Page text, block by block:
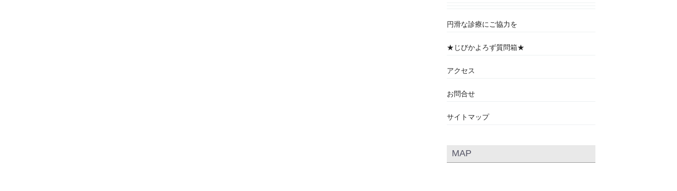
円滑な診療にご協力を
★じびかよろず質問箱★
アクセス
お問合せ
サイトマップ
MAP